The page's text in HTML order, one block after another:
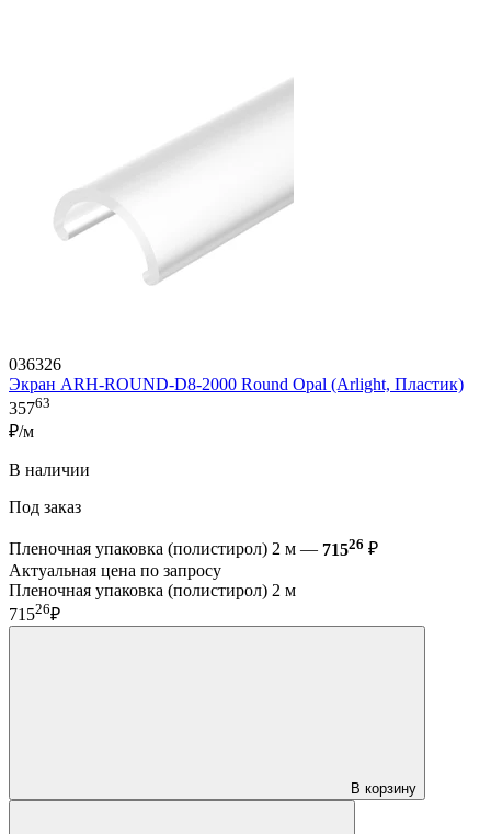
036326
Экран ARH-ROUND-D8-2000 Round Opal (Arlight, Пластик)
35763
₽/м
В наличии
Под заказ
Пленочная упаковка (полистирол) 2 м — 71526 ₽
Актуальная цена по запросу
Пленочная упаковка (полистирол) 2 м
71526₽
В корзину